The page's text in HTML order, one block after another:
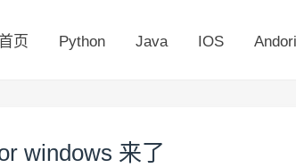
首页 Python Java IOS
windows 来了